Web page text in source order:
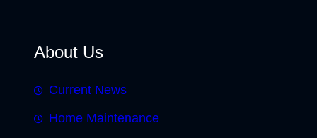
About Us
Current News
Home Maintenance